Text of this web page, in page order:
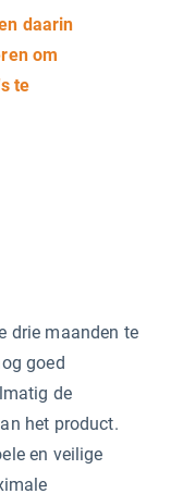
daarin
om
te
drie maanden te
goed
de
het product.
en veilige